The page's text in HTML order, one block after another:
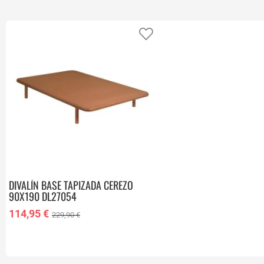
DIVALÍN BASE TAPIZADA CEREZO
90X190 DL27054
114,95 € 229,90 €